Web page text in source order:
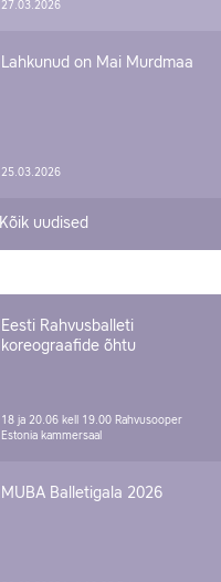
27.03.2026
Lahkunud on Mai Murdmaa
25.03.2026
Kõik uudised
Eesti Rahvusballeti
koreograafide õhtu
18 ja 20.06 kell 19.00 Rahvusooper
Estonia kammersaal
MUBA Balletigala 2026